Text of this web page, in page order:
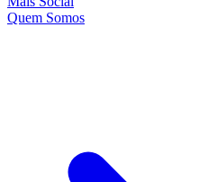
Quem Somos